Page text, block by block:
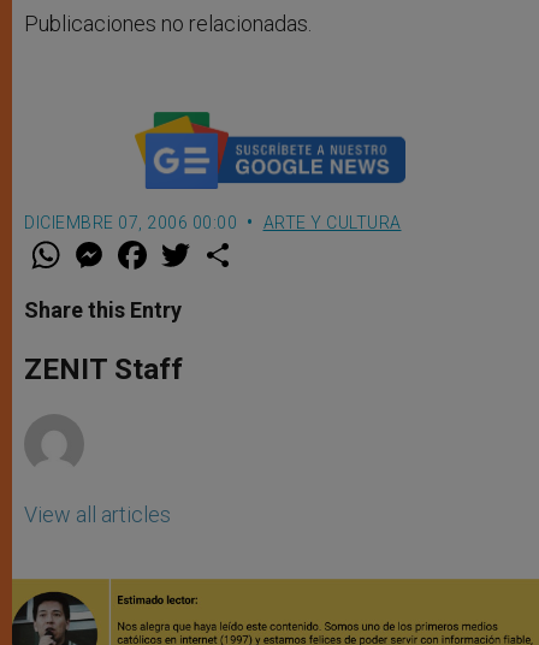
Publicaciones no relacionadas.
DICIEMBRE 07, 2006 00:00 ARTE Y CULTURA
W
t
s
p
p
M
e
s
e
g
e
F
a
e
b
o
k
w
Share this Entry
ZENIT Staff
View all articles